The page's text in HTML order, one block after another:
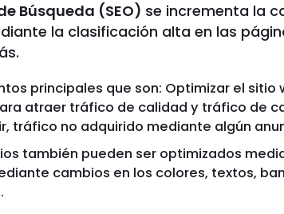
Búsqueda (SEO) se incrementa la
la clasificación alta en las
principales que son: Optimizar el
atraer tráfico de calidad y tráfico de
tráfico no adquirido mediante algún
también pueden ser optimizados
cambios en los colores, textos,